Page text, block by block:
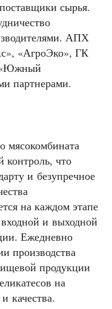
сырья.
АПХ
«АгроЭко», ГК
«Южный
партнерами.
мясокомбината
контроль, что
и безупречное
на каждом этапе
и выходной
Ежедневно
производства
продукции
на
качества.